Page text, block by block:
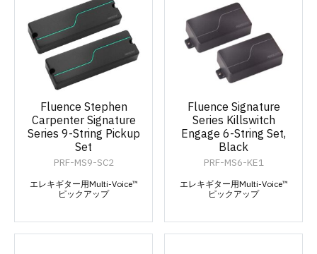
Fluence Stephen
Carpenter Signature
Series 9-String Pickup
Set
PRF-MS9-SC2
エレキギター用Multi-Voice™
ピックアップ
Fluence Signature
Series Killswitch
Engage 6-String Set,
Black
PRF-MS6-KE1
エレキギター用Multi-Voice™
ピックアップ